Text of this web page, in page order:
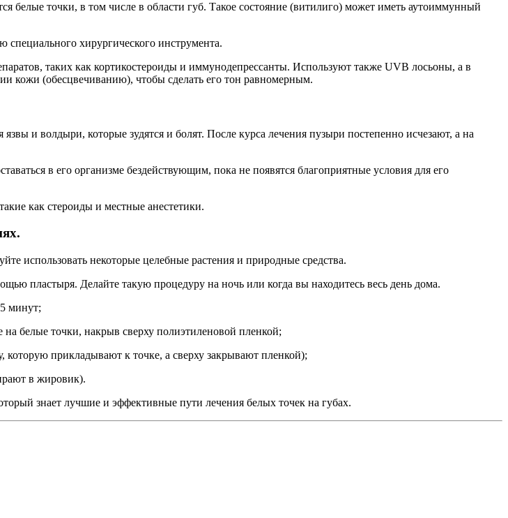
белые точки, в том числе в области губ. Такое состояние (витилиго) может иметь аутоиммунный
хирургического инструмента.
таких как кортикостероиды и иммунодепрессанты. Используют также UVB лосьоны, а в
кожи (обесцвечиванию), чтобы сделать его тон равномерным.
и волдыри, которые зудятся и болят. После курса лечения пузыри постепенно исчезают, а на
в его организме бездействующим, пока не появятся благоприятные условия для его
как стероиды и местные анестетики.
использовать некоторые целебные растения и природные средства.
пластыря. Делайте такую процедуру на ночь или когда вы находитесь весь день дома.
минут;
белые точки, накрыв сверху полиэтиленовой пленкой;
прикладывают к точке, а сверху закрывают пленкой);
в жировик).
знает лучшие и эффективные пути лечения белых точек на губах.